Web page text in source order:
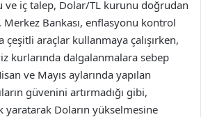
iç talep, Dolar/TL kurunu doğrudan
Bankası, enflasyonu kontrol
çeşitli araçlar kullanmaya çalışırken,
kurlarında dalgalanmalara sebep
ve Mayıs aylarında yapılan
güvenini artırmadığı gibi,
yaratarak Doların yükselmesine